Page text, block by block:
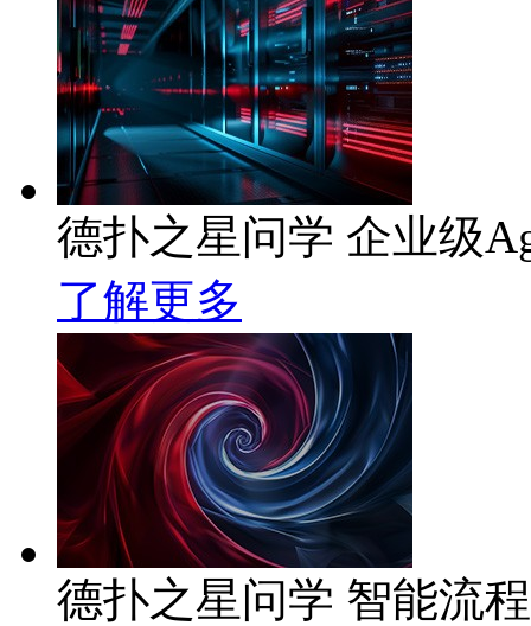
德扑之星问学 企业级
了解更多
德扑之星问学 智能流